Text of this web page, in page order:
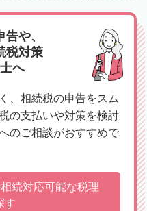
や、
税対策
へ
、相続税の申告をスム
の支払いや対策を検討
のご相談がおすすめで
続対応可能な税理
す